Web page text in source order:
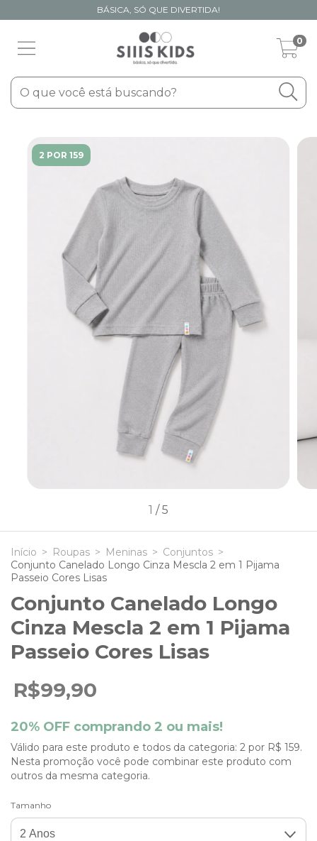
BÁSICA, SÓ QUE DIVERTIDA!
0
2 POR 159
1 /5
Início > Roupas > Meninas > Conjuntos >
Conjunto Canelado Longo Cinza Mescla 2 em 1 Pijama
Passeio Cores Lisas
Conjunto Canelado Longo
Cinza Mescla 2 em 1 Pijama
Passeio Cores Lisas
R$99,90
20% OFF comprando 2 ou mais!
Válido para este produto e todos da categoria: 2 por R$ 159.
Nesta promoção você pode combinar este produto com
outros da mesma categoria.
Tamanho